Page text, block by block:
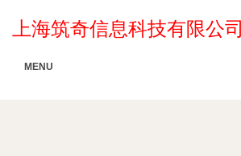
上海筑奇信息科技有限公司
MENU